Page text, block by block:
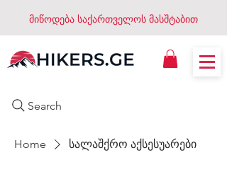
მიწოდება საქართველოს მასშტაბით
Search
Home სალაშქრო აქსესუარები